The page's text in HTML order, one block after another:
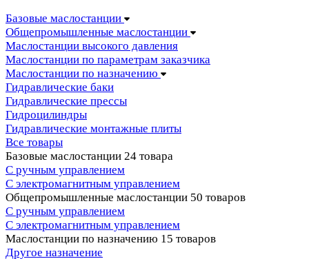
Базовые маслостанции
Общепромышленные маслостанции
Маслостанции высокого давления
Маслостанции по параметрам заказчика
Маслостанции по назначению
Гидравлические баки
Гидравлические прессы
Гидроцилиндры
Гидравлические монтажные плиты
Все товары
Базовые маслостанции 24 товара
С ручным управлением
С электромагнитным управлением
Общепромышленные маслостанции 50 товаров
С ручным управлением
С электромагнитным управлением
Маслостанции по назначению 15 товаров
Другое назначение